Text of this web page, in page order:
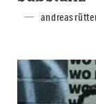
andreas